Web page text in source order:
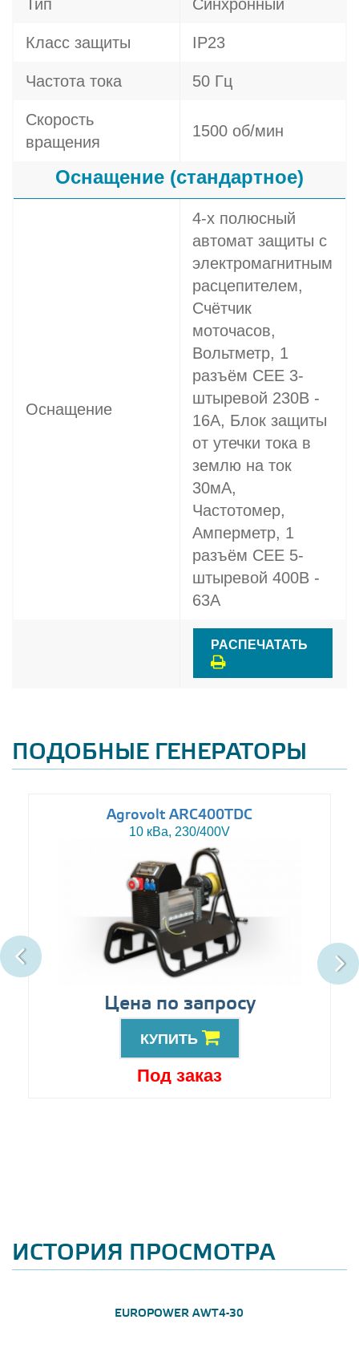
Тип Синхронный
Класс защиты IP23
Частота тока 50 Гц
Скорость
вращения
1500 об/мин
Оснащение (стандартное)
Оснащение
4-х полюсный
автомат защиты с
электромагнитным
расцепителем,
Счётчик
моточасов,
Вольтметр, 1
разъём CEE 3-
штыревой 230В -
16A, Блок защиты
от утечки тока в
землю на ток
30мА,
Частотомер,
Амперметр, 1
разъём CEE 5-
штыревой 400В -
63A
РАСПЕЧАТАТЬ
ПОДОБНЫЕ ГЕНЕРАТОРЫ
Agrovolt ARC400TDC
10 кВа, 230/400V
Цена по запросу
КУПИТЬ
Под заказ
ИСТОРИЯ ПРОСМОТРА
EUROPOWER AWT4-30